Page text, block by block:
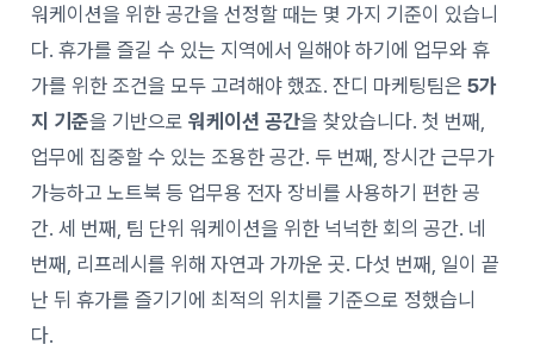
워케이션을 위한 공간을 선정할 때는 몇 가지 기준이 있습니
다. 휴가를 즐길 수 있는 지역에서 일해야 하기에 업무와 휴
가를 위한 조건을 모두 고려해야 했죠. 잔디 마케팅팀은5가
지 기준을 기반으로워케이션 공간을 찾았습니다. 첫 번째,
업무에 집중할 수 있는 조용한 공간. 두 번째, 장시간 근무가
가능하고 노트북 등 업무용 전자 장비를 사용하기 편한 공
간. 세 번째, 팀 단위 워케이션을 위한 넉넉한 회의 공간. 네
번째, 리프레시를 위해 자연과 가까운 곳. 다섯 번째, 일이 끝
난 뒤 휴가를 즐기기에 최적의 위치를 기준으로 정했습니
다.